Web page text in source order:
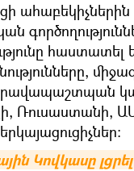
Ռուսաստանի,
Կովկասը